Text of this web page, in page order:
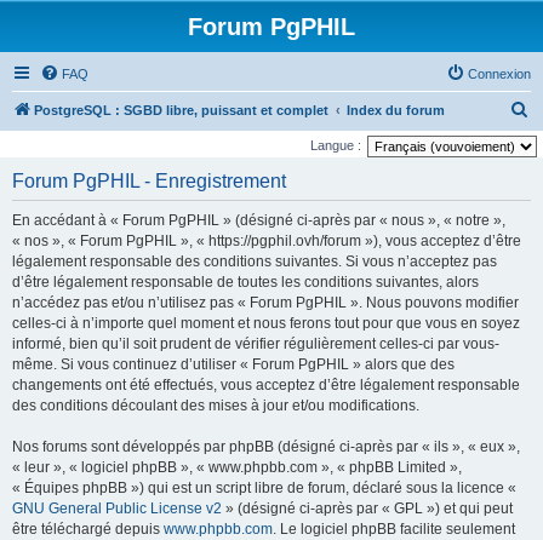
Forum PgPHIL
FAQ Connexion
PostgreSQL : SGBD libre, puissant et complet Index du forum
e
Langue :
Forum PgPHIL - Enregistrement
En accédant à « Forum PgPHIL » (désigné ci-après par « nous », « notre »,
« nos », « Forum PgPHIL », « https://pgphil.ovh/forum »), vous acceptez d’être
légalement responsable des conditions suivantes. Si vous n’acceptez pas
d’être légalement responsable de toutes les conditions suivantes, alors
n’accédez pas et/ou n’utilisez pas « Forum PgPHIL ». Nous pouvons modifier
celles-ci à n’importe quel moment et nous ferons tout pour que vous en soyez
informé, bien qu’il soit prudent de vérifier régulièrement celles-ci par vous-
même. Si vous continuez d’utiliser « Forum PgPHIL » alors que des
changements ont été effectués, vous acceptez d’être légalement responsable
des conditions découlant des mises à jour et/ou modifications.
Nos forums sont développés par phpBB (désigné ci-après par « ils », « eux »,
« leur », « logiciel phpBB », « www.phpbb.com », « phpBB Limited »,
« Équipes phpBB ») qui est un script libre de forum, déclaré sous la licence «
GNU General Public License v2 » (désigné ci-après par « GPL ») et qui peut
être téléchargé depuis www.phpbb.com. Le logiciel phpBB facilite seulement